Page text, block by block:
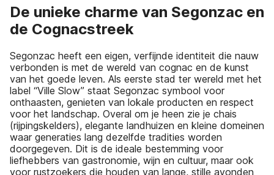
De unieke charme van Segonzac en
de Cognacstreek
Segonzac heeft een eigen, verfijnde identiteit die nauw
verbonden is met de wereld van cognac en de kunst
van het goede leven. Als eerste stad ter wereld met het
label “Ville Slow” staat Segonzac symbool voor
onthaasten, genieten van lokale producten en respect
voor het landschap. Overal om je heen zie je chais
(rijpingskelders), elegante landhuizen en kleine domeinen
waar generaties lang dezelfde tradities worden
doorgegeven. Dit is de ideale bestemming voor
liefhebbers van gastronomie, wijn en cultuur, maar ook
voor rustzoekers die houden van lange, stille avonden